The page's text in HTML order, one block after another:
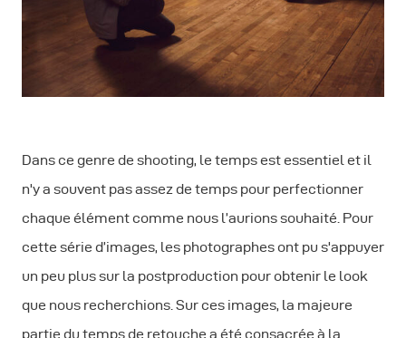
Dans ce genre de shooting, le temps est essentiel et il
n'y a souvent pas assez de temps pour perfectionner
chaque élément comme nous l’aurions souhaité. Pour
cette série d’images, les photographes ont pu s'appuyer
un peu plus sur la postproduction pour obtenir le look
que nous recherchions. Sur ces images, la majeure
partie du temps de retouche a été consacrée à la